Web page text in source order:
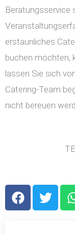
Beratungsservice
erstaunliches
buchen möchten,
lassen Sie sich
Catering-Team
nicht bereuen
F
a
T
w